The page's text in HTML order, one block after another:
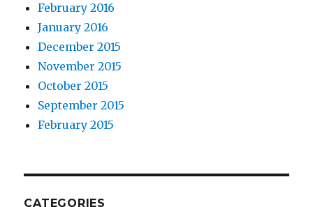
February 2016
January 2016
December 2015
November 2015
October 2015
September 2015
February 2015
CATEGORIES